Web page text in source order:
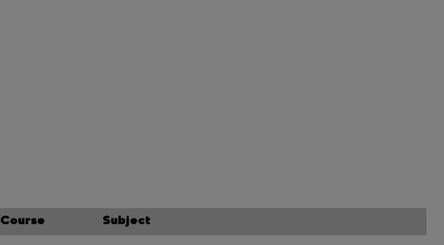
Course Subject